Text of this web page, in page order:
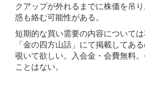
クアップが外れるまでに株価を吊
惑も絡む可能性がある。
短期的な買い需要の内容について
「金の四方山話」にて掲載してあ
覗いて欲しい。入会金・会費無料
ことはない。